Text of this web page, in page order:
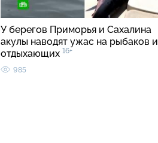
У берегов Приморья и Сахалина
акулы наводят ужас на рыбаков и
отдыхающих 16+
985